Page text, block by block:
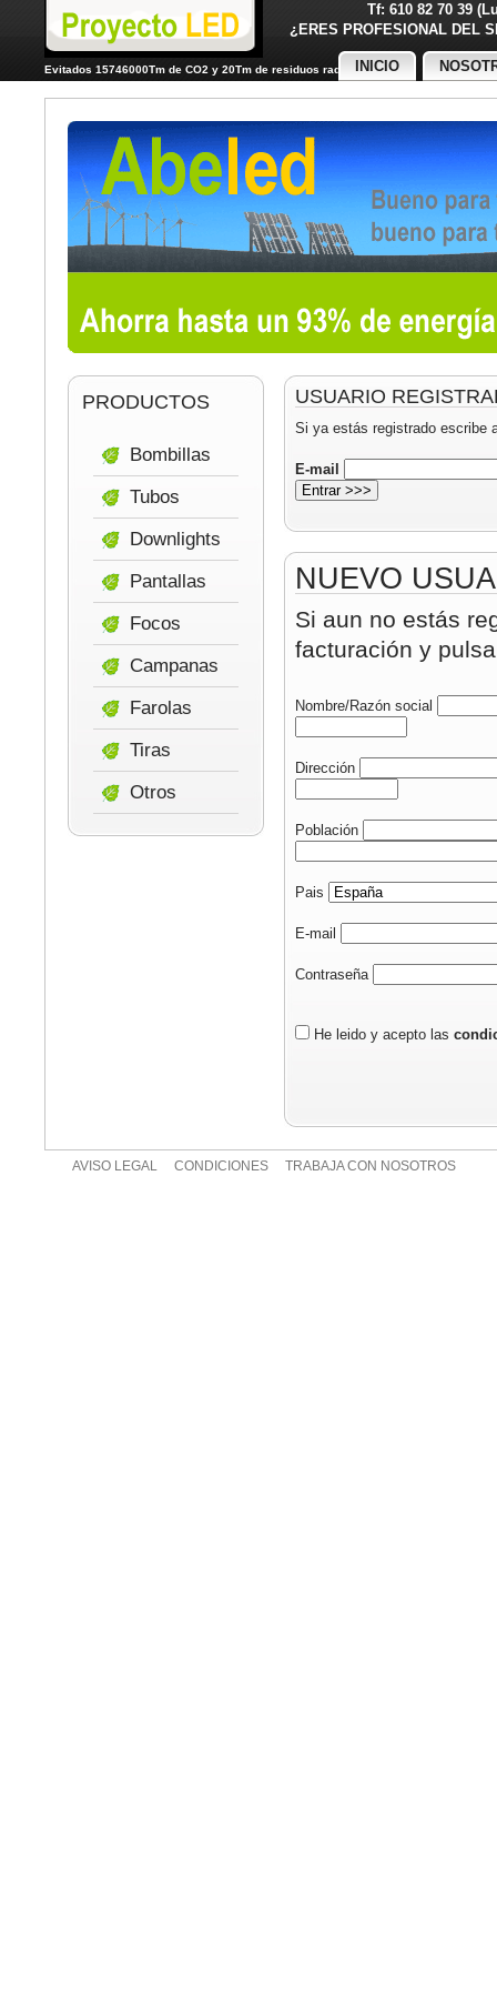
Tf: 610 82 70 39
¿ERES PROFESIONAL
Evitados 15746000Tm de CO2 y 20Tm de residuos radiactivos
INICIO
USUARIO
Si ya estás registrado escribe
E-mail
NUEVO
Si aun no estás
facturación y
Nombre/Razón social
Dirección
Población
Pais
E-mail
Contraseña
He leido y acepto las
PRODUCTOS
Bombillas
Tubos
Downlights
Pantallas
Focos
Campanas
Farolas
Tiras
Otros
AVISO LEGAL CONDICIONES TRABAJA CON NOSOTROS